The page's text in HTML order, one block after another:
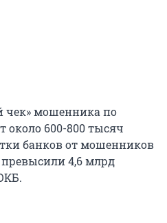
чек» мошенника по
около 600-800 тысяч
банков от мошенников
4,6 млрд